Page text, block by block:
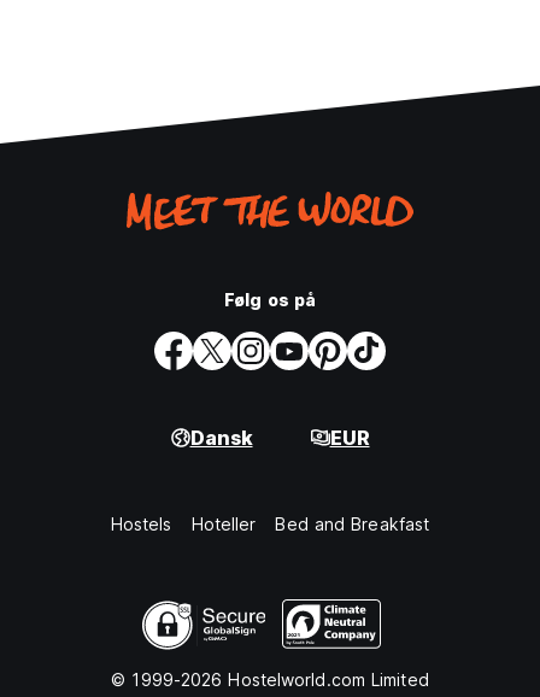
Følg os på
Dansk EUR
Hostels Hoteller Bed and Breakfast
© 1999-2026 Hostelworld.com Limited